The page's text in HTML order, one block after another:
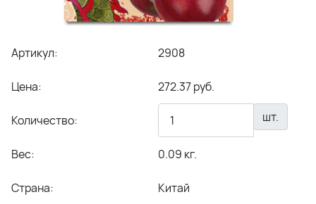
Артикул: 2908
Цена: 272.37 руб.
Количество: шт.
Вес: 0.09 кг.
Страна: Китай